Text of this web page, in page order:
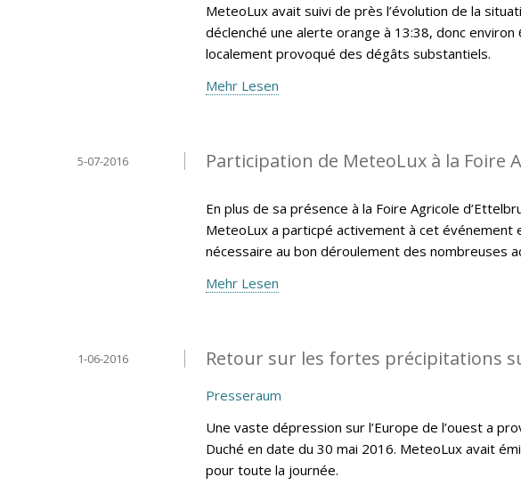
MeteoLux avait suivi de près l’évolution de la
déclenché une alerte orange à 13:38, donc
localement provoqué des dégâts substantiels.
Mehr Lesen
Participation de MeteoLux à la Foire
5-07-2016
En plus de sa présence à la Foire Agricole
MeteoLux a particpé activement à cet
nécessaire au bon déroulement des nombreuses
Mehr Lesen
Retour sur les fortes précipitations
1-06-2016
Presseraum
Une vaste dépression sur l’Europe de l’ouest a
Duché en date du 30 mai 2016. MeteoLux avait
pour toute la journée.